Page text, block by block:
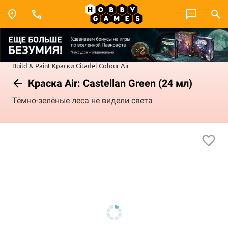
Build & Paint Краски Citadel ColourAir
Краска Air: Castellan Green (24 мл)
Тёмно-зелёные леса не видели света